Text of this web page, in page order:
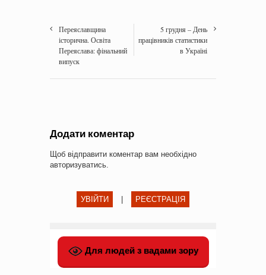
Переяславщина
історична. Освіта
Переяслава: фінальний
випуск
5 грудня – День
працівників статистики
в Україні
Додати коментар
Щоб відправити коментар вам необхідно
авторизуватись.
УВІЙТИ РЕЄСТРАЦІЯ
Для людей з вадами зору